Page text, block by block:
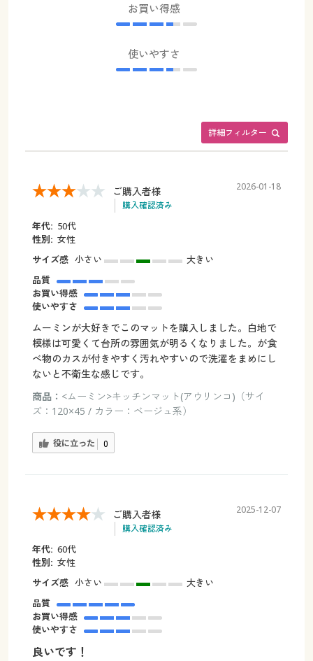
お買い得感
使いやすさ
詳細フィルター
ご購入者様
購入確認済み
2026-01-18
年代: 50代
性別: 女性
サイズ感 小さい
大きい
品質
お買い得感
使いやすさ
ムーミンが大好きでこのマットを購入しました。白地で
模様は可愛くて台所の雰囲気が明るくなりました。が食
べ物のカスが付きやすく汚れやすいので洗濯をまめにし
ないと不衛生な感じです。
商品： <ムーミン>キッチンマット(アウリンコ)（サイ
ズ：120×45 / カラー：ベージュ系）
役に立った 0
ご購入者様
購入確認済み
2025-12-07
年代: 60代
性別: 女性
サイズ感 小さい
大きい
品質
お買い得感
使いやすさ
良いです！